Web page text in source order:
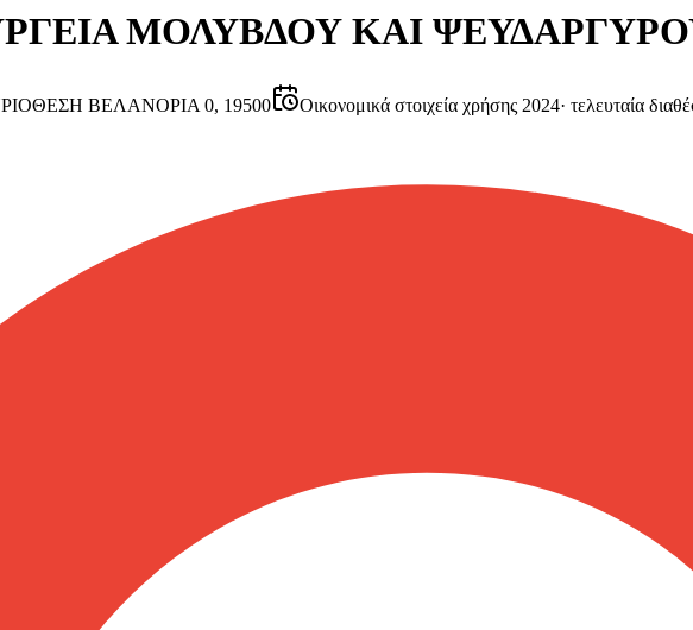
ΜΟΛΥΒΔΟΥ KAI
ΘΕΣΗ ΒΕΛΑΝΟΡΙΑ 0, 19500 Οικονομικά στοιχεία χρήσης 2024· τελευταία